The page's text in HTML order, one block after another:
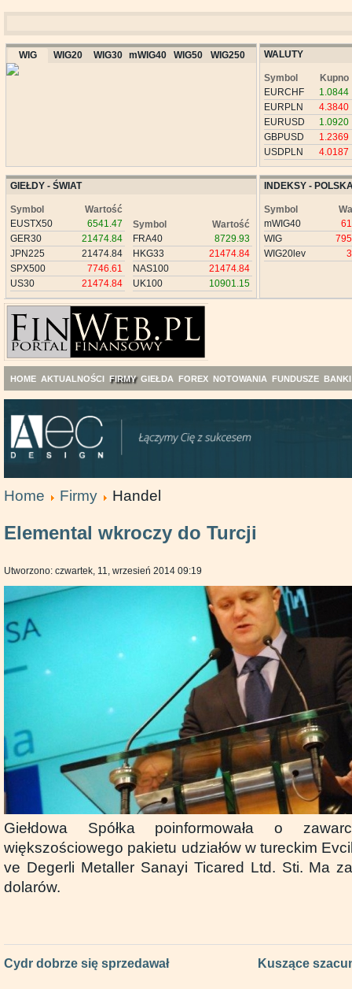
WIG WIG20 WIG30 mWIG40 WIG50 WIG250 WALUTY
Symbol
Kupno
EURCHF
1.0844
EURPLN
4.3840
EURUSD
1.0920
GBPUSD
1.2369
USDPLN
4.0187
GIEŁDY - ŚWIAT
Symbol
Wartość
EUSTX50
6541.47
GER30
21474.84
JPN225
21474.84
SPX500
7746.61
US30
21474.84
Symbol
Wartość
FRA40
8729.93
HKG33
21474.84
NAS100
21474.84
UK100
10901.15
INDEKSY -
Symbol
mWIG40
WIG
WIG20lev
HOME AKTUALNOŚCI FIRMY GIEŁDA FOREX NOTOWANIA FUNDUSZE BANKI
Home Firmy Handel
Elemental wkroczy do Turcji
Utworzono: czwartek, 11, wrzesień 2014 09:19
Giełdowa Spółka poinformowała o
większościowego pakietu udziałów w tureckim
ve Degerli Metaller Sanayi Ticared Ltd. Sti. Ma
dolarów.
Cydr dobrze się sprzedawał Kuszące